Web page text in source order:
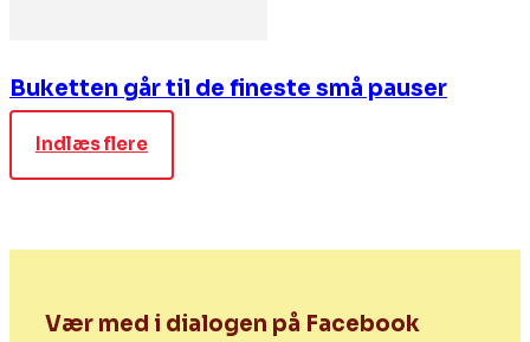
Buketten går til de fineste små pauser
Indlæs flere
Vær med i dialogen på Facebook